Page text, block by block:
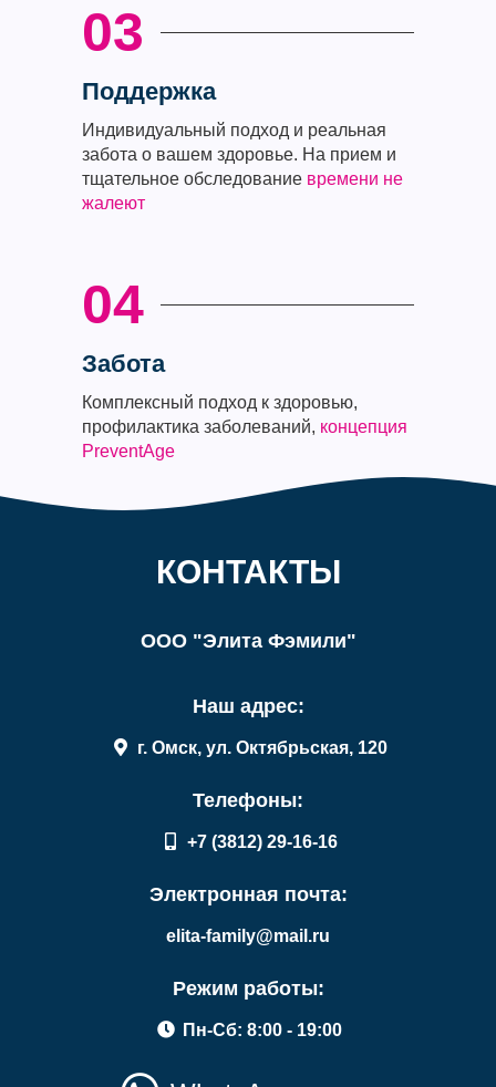
03
Поддержка
Индивидуальный подход и реальная
забота о вашем здоровье. На прием и
тщательное обследование времени не
жалеют
04
Забота
Комплексный подход к здоровью,
профилактика заболеваний, концепция
PreventAge
КОНТАКТЫ
ООО "Элита Фэмили"
Наш адрес:
г. Омск, ул. Октябрьская, 120
Телефоны:
+7 (3812) 29-16-16
Электронная почта:
elita-family@mail.ru
Режим работы:
Пн-Сб: 8:00 - 19:00